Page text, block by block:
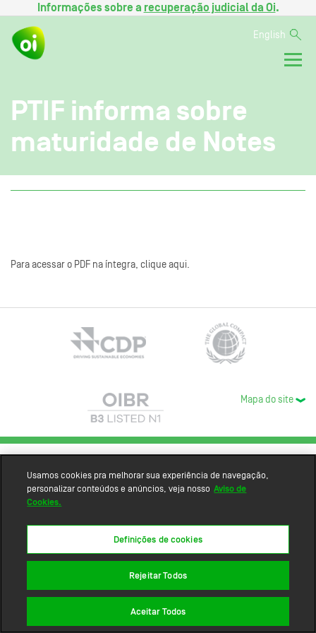
Informações sobre a recuperação judicial da Oi.
English
PTIF informa sobre
maturidade de Notes
Para acessar o PDF na íntegra, clique aqui.
Mapa do site
Usamos cookies pra melhorar sua experiência de navegação,
personalizar conteúdos e anúncios, veja nosso Aviso de
Cookies.
Definições de cookies
Rejeitar Todos
Aceitar Todos